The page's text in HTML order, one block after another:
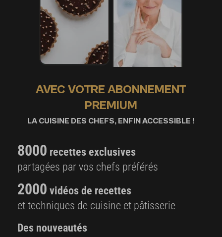
AVEC VOTRE ABONNEMENT
PREMIUM
LA CUISINE DES CHEFS, ENFIN ACCESSIBLE !
8000 recettes exclusives
partagées par vos chefs préférés
2000 vidéos de recettes
et techniques de cuisine et pâtisserie
Des nouveautés